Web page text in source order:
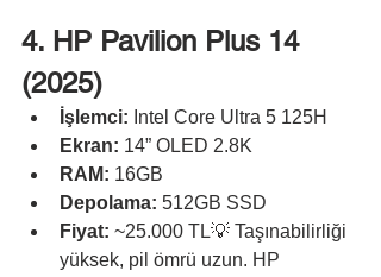
4. HP Pavilion Plus 14
(2025)
İşlemci: Intel Core Ultra 5 125H
Ekran: 14” OLED 2.8K
RAM: 16GB
Depolama: 512GB SSD
Fiyat: ~25.000 TL💡 Taşınabilirliği
yüksek, pil ömrü uzun. HP